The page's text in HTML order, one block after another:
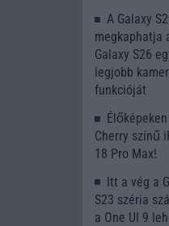
A Galaxy
megkaphatja
Galaxy S26
legjobb
funkcióját
Cherry színű
18 Pro Max!
Itt a vég a
S23 széria
a One UI 9